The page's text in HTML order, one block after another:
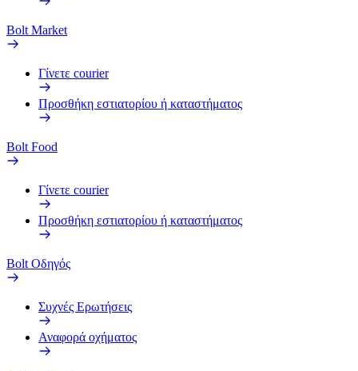
Bolt Market
Γίνετε courier
Προσθήκη εστιατορίου ή καταστήματος
Bolt Food
Γίνετε courier
Προσθήκη εστιατορίου ή καταστήματος
Bolt Οδηγός
Συχνές Ερωτήσεις
Αναφορά οχήματος